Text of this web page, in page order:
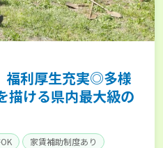
福利厚生充実◎多様
描ける県内最大級の
家賃補助制度あり